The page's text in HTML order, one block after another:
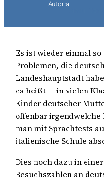
Autor:a
Es ist wieder einmal
Problemen, die
Landeshauptstadt
es heißt — in vielen
Kinder deutscher
offenbar irgendwelche
man mit Sprachtests
italienische Schule
Dies noch dazu in
Besuchszahlen an